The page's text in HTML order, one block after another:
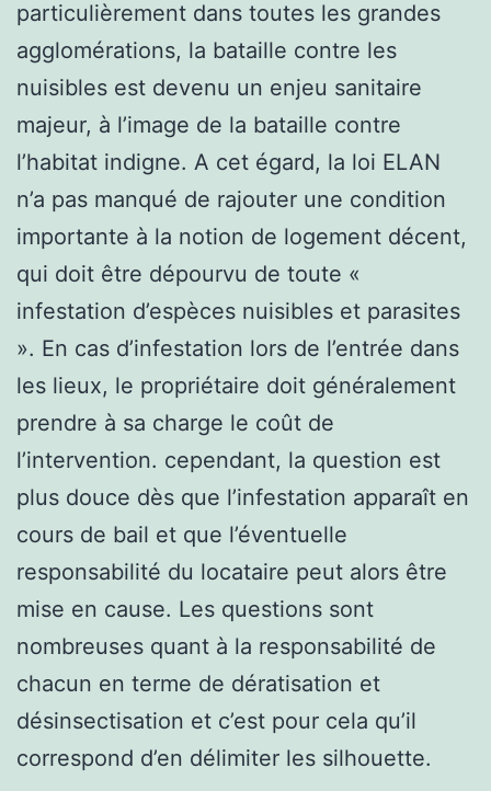
particulièrement dans toutes les grandes
agglomérations, la bataille contre les
nuisibles est devenu un enjeu sanitaire
majeur, à l’image de la bataille contre
l’habitat indigne. A cet égard, la loi ELAN
n’a pas manqué de rajouter une condition
importante à la notion de logement décent,
qui doit être dépourvu de toute «
infestation d’espèces nuisibles et parasites
». En cas d’infestation lors de l’entrée dans
les lieux, le propriétaire doit généralement
prendre à sa charge le coût de
l’intervention. cependant, la question est
plus douce dès que l’infestation apparaît en
cours de bail et que l’éventuelle
responsabilité du locataire peut alors être
mise en cause. Les questions sont
nombreuses quant à la responsabilité de
chacun en terme de dératisation et
désinsectisation et c’est pour cela qu’il
correspond d’en délimiter les silhouette.